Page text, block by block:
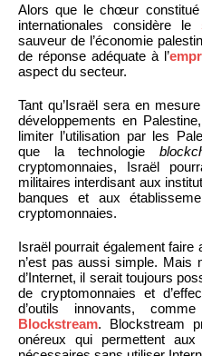
Alors que le chœur constitué
internationales considère le
sauveur de l’économie
de réponse adéquate à l’
aspect du secteur.
Tant qu’Israël sera en
développements en
limiter l’utilisation par les
que la technologie
cryptomonnaies, Israël
militaires interdisant aux
banques et aux
cryptomonnaies.
Israël pourrait également faire
n’est pas aussi simple.
d’Internet, il serait toujours
de cryptomonnaies et
d’outils innovants,
Blockstream. Blockstream
onéreux qui permettent